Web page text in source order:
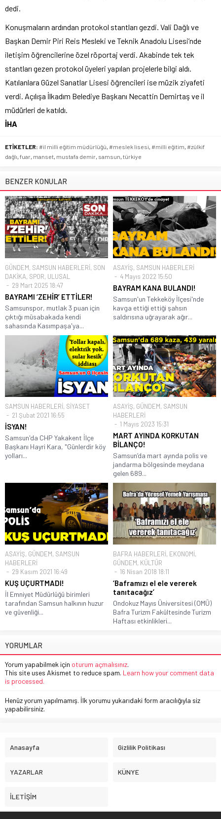
dedi.
Konuşmaların ardından protokol stantları gezdi. Vali Dağlı ve
Başkan Demir Piri Reis Mesleki ve Teknik Anadolu Lisesi’nde
iletişim öğrencilerine özel röportaj verdi. Akabinde tek tek
stantları gezen protokol üyeleri yapılan projelerle bilgi aldı.
Katılanlara Güzel Sanatlar Lisesi öğrencileri ise müzik ziyafeti
verdi. Açılışa İlkadım Belediye Başkanı Necattin Demirtaş ve il
müdürleri de katıldı.
İHA
ETİKETLER: #il milli eğitim müdürlüğü, #meslek lisesi, #milli eğitim, #zülkif
dağlı, fuar, manset, mustafa demir, samsun, türkiye
BENZER KONULAR
GÜNDEM, SAMSUN HABERLERİ, SON
DAKİKA, SPOR, ULUSAL
29 Mart 2025 18:47
BAYRAMI ‘ZEHİR’ ETTİLER!
Samsunspor, mutlak 3 puan için
çıktığı müsabakada kendi
sahasında Kasımpaşa'ya...
ASAYİŞ, SAMSUN HABERLERİ
4 Mayıs 2022 15:50
BAYRAM KANA BULANDI!
Samsun'un Tekkeköy İlçesi'nde
kavga ettiği ettiği şahsın
saldırısına uğrayarak ağır...
SAMSUN HABERLERİ, SİYASET
21 Şubat 2021 16:55
İSYAN!
Samsun'da CHP Yakakent İlçe
Başkanı Hayri Kara, "Günlerdir köy
yolları...
ASAYİŞ, GÜNDEM, SAMSUN
HABERLERİ
1 Mayıs 2023 15:31
MART AYINDA KORKUTAN
BİLANÇO!
Samsun’da mart ayında polis ve
jandarma bölgesinde meydana
gelen 689...
ASAYİŞ, GÜNDEM, SAMSUN
HABERLERİ
29 Kasım 2021 16:49
KUŞ UÇURTMADI!
İl Emniyet Müdürlüğü birimleri
tarafından Samsun halkının huzur
ve güvenliği...
BAFRA HABERLERİ, EKONOMİ,
GÜNDEM, KÜLTÜR
16 Nisan 2018 18:11
‘Baframızı el ele vererek
tanıtacağız’
Ondokuz Mayıs Üniversitesi (OMÜ)
Bafra Turizm Fakültesinde Turizm
Haftası etkinlikleri...
YORUMLAR
Yorum yapabilmek için oturum açmalısınız.
This site uses Akismet to reduce spam. Learn how your comment data
is processed.
Henüz yorum yapılmamış. İlk yorumu yukarıdaki form aracılığıyla siz
yapabilirsiniz.
Anasayfa Gizlilik Politikası
YAZARLAR KÜNYE
İLETİŞİM